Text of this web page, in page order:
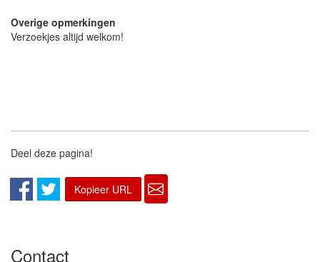
Overige opmerkingen
Verzoekjes altijd welkom!
Deel deze pagina!
Kopieer URL
Contact